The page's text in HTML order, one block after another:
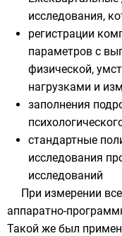
исследования,
регистрации
параметров с
физической,
нагрузками и
заполнения
стандартные
исследования
исследований
При измерении
аппаратно-
Такой же был